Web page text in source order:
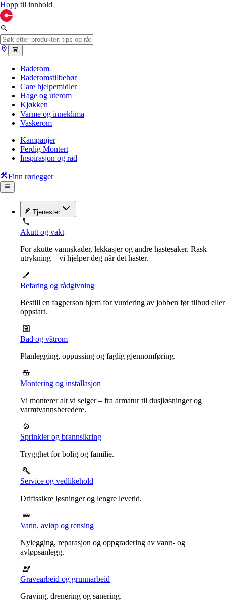
Hopp til innhold
Baderom
Baderomstilbehør
Care hjelpemidler
Hage og uterom
Kjøkken
Varme og inneklima
Vaskerom
Kampanjer
Ferdig Montert
Inspirasjon og råd
Finn rørlegger
Tjenester
Akutt og vakt
For akutte vannskader, lekkasjer og andre hastesaker. Rask
utrykning – vi hjelper deg når det haster.
Befaring og rådgivning
Bestill en fagperson hjem for vurdering av jobben før tilbud eller
oppstart.
Bad og våtrom
Planlegging, oppussing og faglig gjennomføring.
Montering og installasjon
Vi monterer alt vi selger – fra armatur til dusjløsninger og
varmtvannsberedere.
Sprinkler og brannsikring
Trygghet for bolig og familie.
Service og vedlikehold
Driftssikre løsninger og lengre levetid.
Vann, avløp og rensing
Nylegging, reparasjon og oppgradering av vann- og
avløpsanlegg.
Gravearbeid og grunnarbeid
Graving, drenering og sanering.